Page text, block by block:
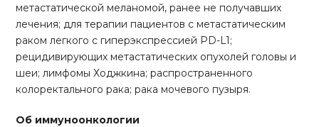
метастатической меланомой, ранее не получавших
лечения; для терапии пациентов с метастатическим
раком легкого с гиперэкспрессией PD-L1;
рецидивирующих метастатических опухолей головы и
шеи; лимфомы Ходжкина; распространенного
колоректального рака; рака мочевого пузыря.
Об иммуноонкологии